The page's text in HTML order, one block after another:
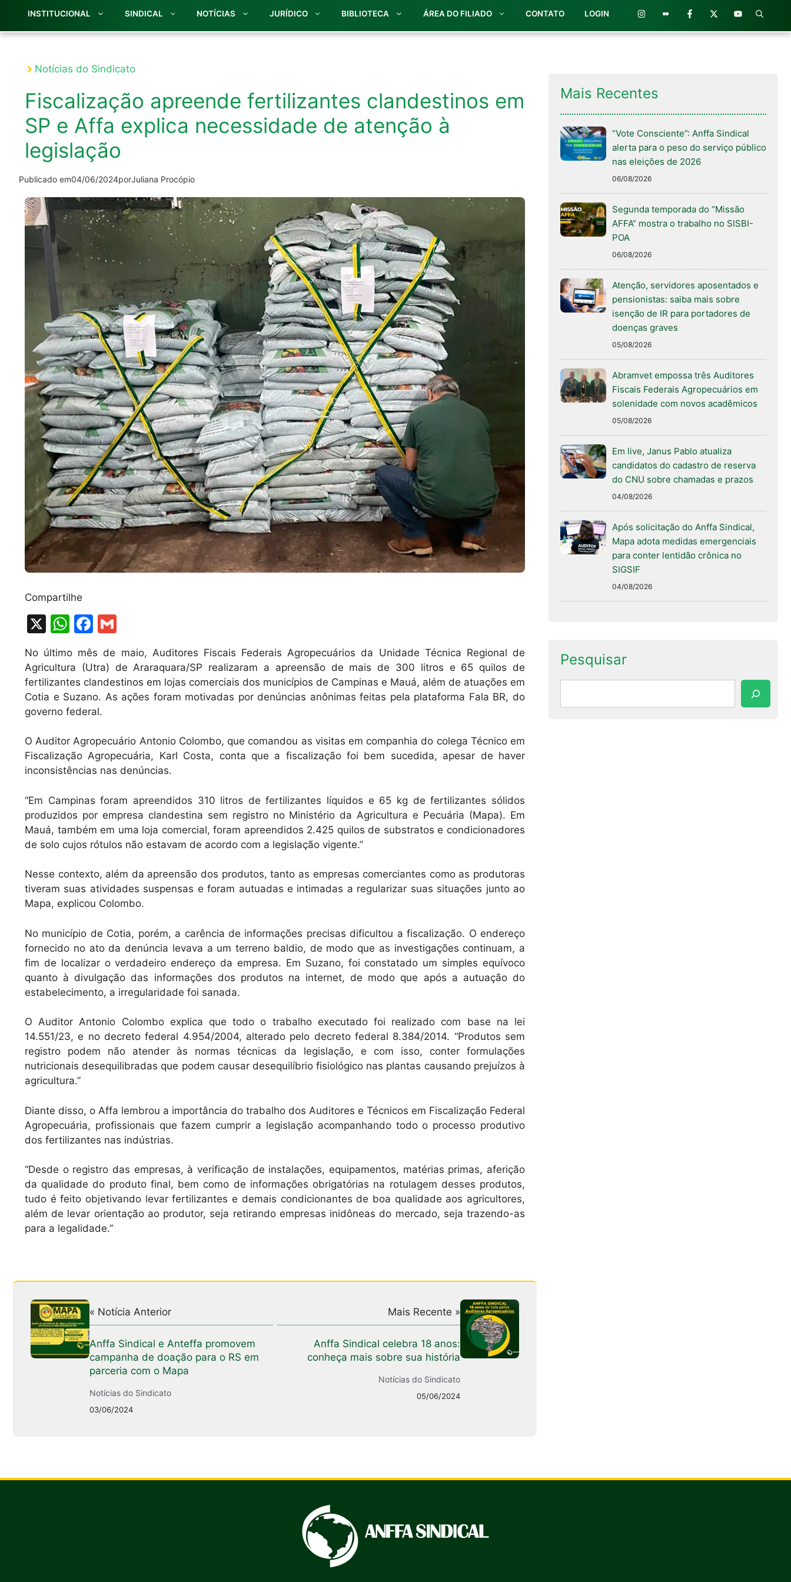
INSTITUCIONAL SINDICAL NOTÍCIAS JURÍDICO BIBLIOTECA ÁREA DO FILIADO CONTATO LOGIN
Notícias do Sindicato
Fiscalização apreende fertilizantes clandestinos em
SP e Affa explica necessidade de atenção à
legislação
Publicado em04/06/2024porJuliana Procópio
Compartilhe
X
W
at
s
A
p
p
F
c
e
b
o
o
k
ai
l
No último mês de maio, Auditores Fiscais Federais Agropecuários da Unidade Técnica Regional de
Agricultura (Utra) de Araraquara/SP realizaram a apreensão de mais de 300 litros e 65 quilos de
fertilizantes clandestinos em lojas comerciais dos municípios de Campinas e Mauá, além de atuações em
Cotia e Suzano. As ações foram motivadas por denúncias anônimas feitas pela plataforma Fala BR, do
governo federal.
O Auditor Agropecuário Antonio Colombo, que comandou as visitas em companhia do colega Técnico em
Fiscalização Agropecuária, Karl Costa, conta que a fiscalização foi bem sucedida, apesar de haver
inconsistências nas denúncias.
“Em Campinas foram apreendidos 310 litros de fertilizantes líquidos e 65 kg de fertilizantes sólidos
produzidos por empresa clandestina sem registro no Ministério da Agricultura e Pecuária (Mapa). Em
Mauá, também em uma loja comercial, foram apreendidos 2.425 quilos de substratos e condicionadores
de solo cujos rótulos não estavam de acordo com a legislação vigente.”
Nesse contexto, além da apreensão dos produtos, tanto as empresas comerciantes como as produtoras
tiveram suas atividades suspensas e foram autuadas e intimadas a regularizar suas situações junto ao
Mapa, explicou Colombo.
No município de Cotia, porém, a carência de informações precisas dificultou a fiscalização. O endereço
fornecido no ato da denúncia levava a um terreno baldio, de modo que as investigações continuam, a
fim de localizar o verdadeiro endereço da empresa. Em Suzano, foi constatado um simples equívoco
quanto à divulgação das informações dos produtos na internet, de modo que após a autuação do
estabelecimento, a irregularidade foi sanada.
O Auditor Antonio Colombo explica que todo o trabalho executado foi realizado com base na lei
14.551/23, e no decreto federal 4.954/2004, alterado pelo decreto federal 8.384/2014. “Produtos sem
registro podem não atender às normas técnicas da legislação, e com isso, conter formulações
nutricionais desequilibradas que podem causar desequilíbrio fisiológico nas plantas causando prejuízos à
agricultura.”
Diante disso, o Affa lembrou a importância do trabalho dos Auditores e Técnicos em Fiscalização Federal
Agropecuária, profissionais que fazem cumprir a legislação acompanhando todo o processo produtivo
dos fertilizantes nas indústrias.
“Desde o registro das empresas, à verificação de instalações, equipamentos, matérias primas, aferição
da qualidade do produto final, bem como de informações obrigatórias na rotulagem desses produtos,
tudo é feito objetivando levar fertilizantes e demais condicionantes de boa qualidade aos agricultores,
além de levar orientação ao produtor, seja retirando empresas inidôneas do mercado, seja trazendo-as
para a legalidade.”
« Notícia Anterior
Anffa Sindical e Anteffa promovem
campanha de doação para o RS em
parceria com o Mapa
Notícias do Sindicato
03/06/2024
Mais Recente »
Anffa Sindical celebra 18 anos:
conheça mais sobre sua história
Notícias do Sindicato
05/06/2024
Mais Recentes
“Vote Consciente”: Anffa Sindical
alerta para o peso do serviço público
nas eleições de 2026
06/08/2026
Segunda temporada do “Missão
AFFA” mostra o trabalho no SISBI-
POA
06/08/2026
Atenção, servidores aposentados e
pensionistas: saiba mais sobre
isenção de IR para portadores de
doenças graves
05/08/2026
Abramvet empossa três Auditores
Fiscais Federais Agropecuários em
solenidade com novos acadêmicos
05/08/2026
Em live, Janus Pablo atualiza
candidatos do cadastro de reserva
do CNU sobre chamadas e prazos
04/08/2026
Após solicitação do Anffa Sindical,
Mapa adota medidas emergenciais
para conter lentidão crônica no
SIGSIF
04/08/2026
Pesquisar